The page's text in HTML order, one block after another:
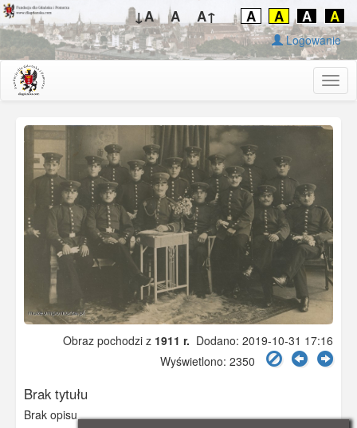
↓A A A↑ A A A A
Logowanie
Obraz pochodzi z 1911 r. Dodano: 2019-10-31 17:16
Wyświetlono: 2350
Brak tytułu
Brak opisu